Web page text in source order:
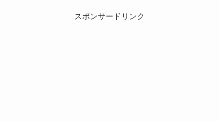
スポンサードリンク